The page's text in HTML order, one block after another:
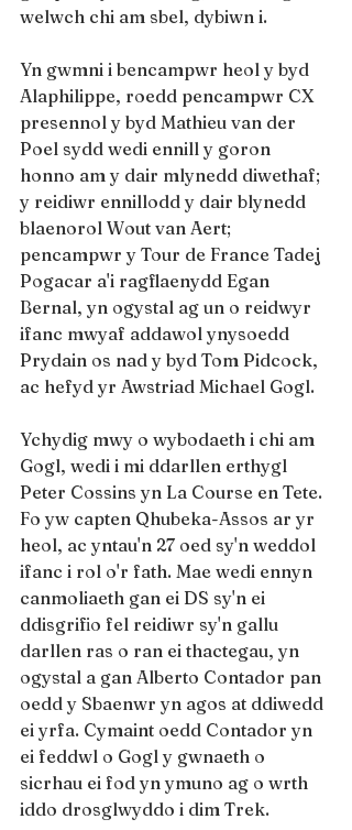
welwch chi am sbel, dybiwn i.
Yn gwmni i bencampwr heol y byd
Alaphilippe, roedd pencampwr CX
presennol y byd Mathieu van der
Poel sydd wedi ennill y goron
honno am y dair mlynedd diwethaf;
y reidiwr ennillodd y dair blynedd
blaenorol Wout van Aert;
pencampwr y Tour de France Tadej
Pogacar a'i ragflaenydd Egan
Bernal, yn ogystal ag un o reidwyr
ifanc mwyaf addawol ynysoedd
Prydain os nad y byd Tom Pidcock,
ac hefyd yr Awstriad Michael Gogl.
Ychydig mwy o wybodaeth i chi am
Gogl, wedi i mi ddarllen erthygl
Peter Cossins yn La Course en Tete.
Fo yw capten Qhubeka-Assos ar yr
heol, ac yntau'n 27 oed sy'n weddol
ifanc i rol o'r fath. Mae wedi ennyn
canmoliaeth gan ei DS sy'n ei
ddisgrifio fel reidiwr sy'n gallu
darllen ras o ran ei thactegau, yn
ogystal a gan Alberto Contador pan
oedd y Sbaenwr yn agos at ddiwedd
ei yrfa. Cymaint oedd Contador yn
ei feddwl o Gogl y gwnaeth o
sicrhau ei fod yn ymuno ag o wrth
iddo drosglwyddo i dim Trek.